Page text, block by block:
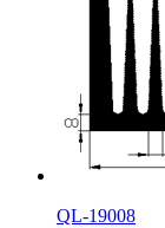
QL-19008